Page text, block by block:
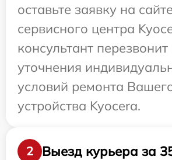
оставьте заявку на сайте
сервисного центра
консультант
уточнения
условий ремонта
устройства Kyocera.
2
Выезд курьера за